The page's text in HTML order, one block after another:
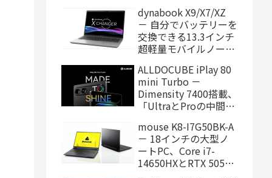
価格に！
dynabook X9/X7/XZ
－ 自分でバッテリーを
交換できる13.3インチ
超軽量モバイルノート
に！
ALLDOCUBE iPlay 80
mini Turbo －
Dimensity 7400搭載、
「UltraとProの中間ス
タブレット、発売記念
価格は29,999円！
mouse K8-I7G50BK-A
－ 18インチの大型ノ
ートPC、Core i7-
14650HXとRTX 5050